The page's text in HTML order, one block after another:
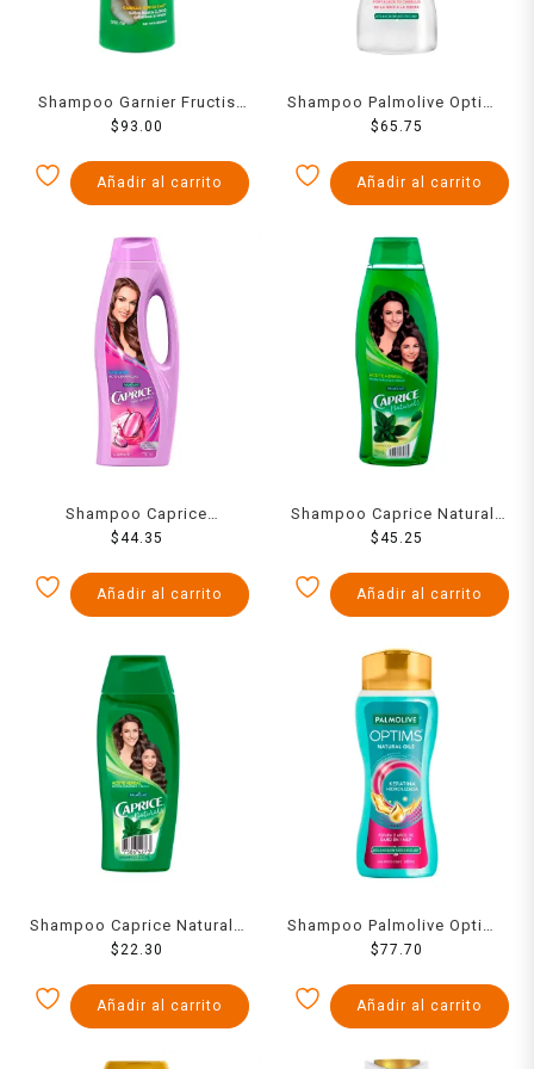
Shampoo Garnier Fructis
stop caída cafeína +
$ 93.00
Añadir al carrito
Shampoo Palmolive Optims
vital keratina y colágeno
680 ml
$65.75
Añadir al carrito
Shampoo Caprice
Especialidades fuerza acti-
cabello 750 ml
$44.35
Añadir al carrito
Shampoo Caprice Naturals
con aceite herbal aroma
$45.25
Añadir al carrito
Shampoo Caprice Naturals
con aceite herbal aroma
$22.30
Añadir al carrito
Shampoo Palmolive Optims
edición especial 2 en 1
$77.70
Añadir al carrito